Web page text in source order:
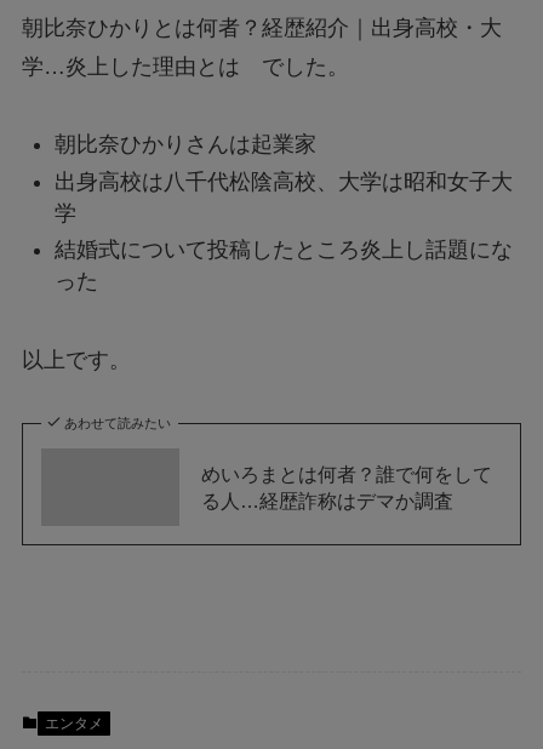
朝比奈ひかりとは何者？経歴紹介｜出身高校・大
学…炎上した理由とは でした。
朝比奈ひかりさんは起業家
出身高校は八千代松陰高校、大学は昭和女子大
学
結婚式について投稿したところ炎上し話題にな
った
以上です。
あわせて読みたい
めいろまとは何者？誰で何をして
る人…経歴詐称はデマか調査
エンタメ